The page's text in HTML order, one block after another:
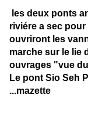
les deux ponts
riviére a sec
ouvriront les
marche sur le lie
ouvrages "vue
Le pont Sio Seh
...mazette